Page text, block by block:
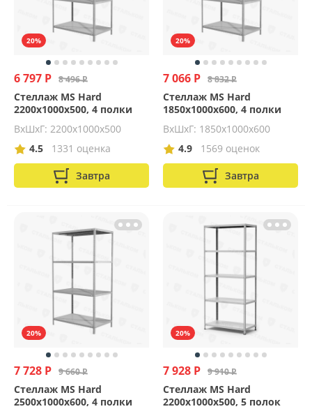
20%
6 797 Р 8 496 Р
Стеллаж MS Hard
2200х1000х500, 4 полки
ВхШхГ: 2200x1000x500
4.5
1331 оценка
Завтра
20%
7 066 Р 8 832 Р
Стеллаж MS Hard
1850х1000х600, 4 полки
ВхШхГ: 1850x1000x600
4.9
1569 оценок
Завтра
20%
7 728 Р 9 660 Р
Стеллаж MS Hard
2500х1000х600, 4 полки
20%
7 928 Р 9 910 Р
Стеллаж MS Hard
2200х1000х500, 5 полок